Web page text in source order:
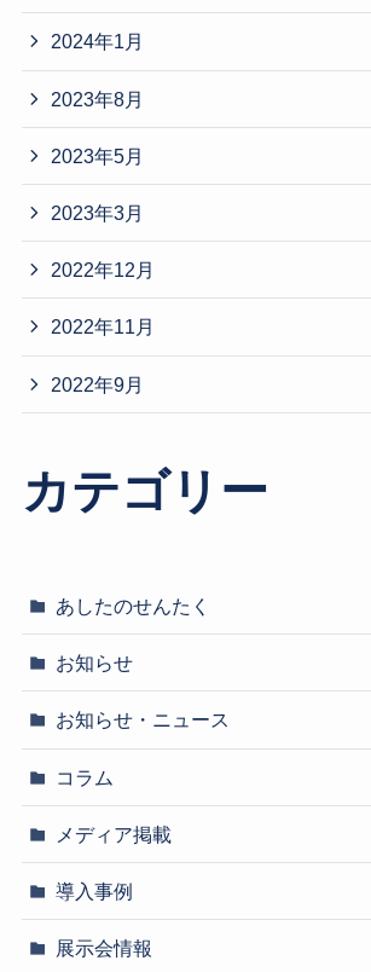
2024年1月
2023年8月
2023年5月
2023年3月
2022年12月
2022年11月
2022年9月
カテゴリー
あしたのせんたく
お知らせ
お知らせ・ニュース
コラム
メディア掲載
導入事例
展示会情報